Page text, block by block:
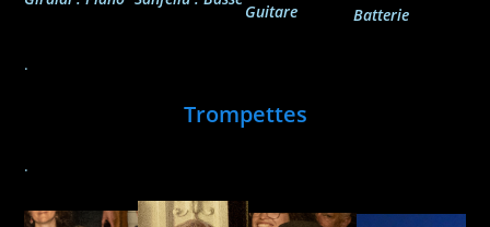
Guitare
Batterie
.
Trompettes
.